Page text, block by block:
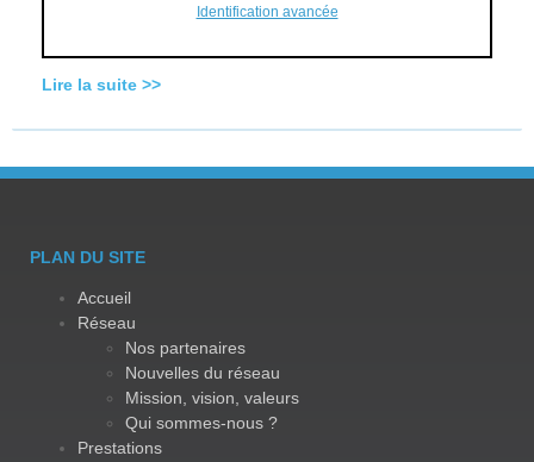
Identification avancée
Lire la suite >>
PLAN DU SITE
Accueil
Réseau
Nos partenaires
Nouvelles du réseau
Mission, vision, valeurs
Qui sommes-nous ?
Prestations